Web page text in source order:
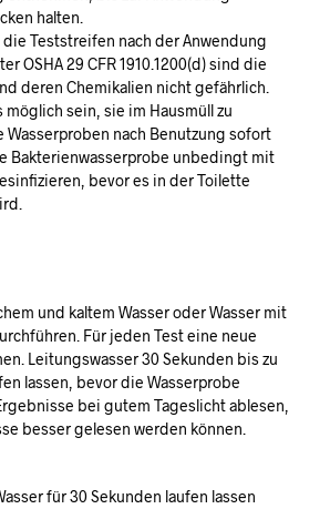
halten.
Teststreifen nach der Anwendung
OSHA 29 CFR 1910.1200(d) sind die
deren Chemikalien nicht gefährlich.
möglich sein, sie im Hausmüll zu
Wasserproben nach Benutzung sofort
Bakterienwasserprobe unbedingt mit
bevor es in der Toilette
und kaltem Wasser oder Wasser mit
Für jeden Test eine neue
Leitungswasser 30 Sekunden bis zu
lassen, bevor die Wasserprobe
bei gutem Tageslicht ablesen,
besser gelesen werden können.
für 30 Sekunden laufen lassen